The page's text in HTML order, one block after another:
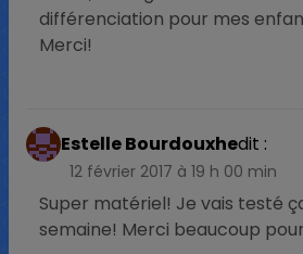
différenciation pour mes
Merci!
Estelle Bourdouxhedit :
12 février 2017 à 19 h 00 min
Super matériel! Je vais testé
semaine! Merci beaucoup